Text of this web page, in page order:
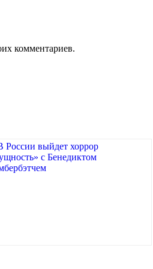
комментариев.